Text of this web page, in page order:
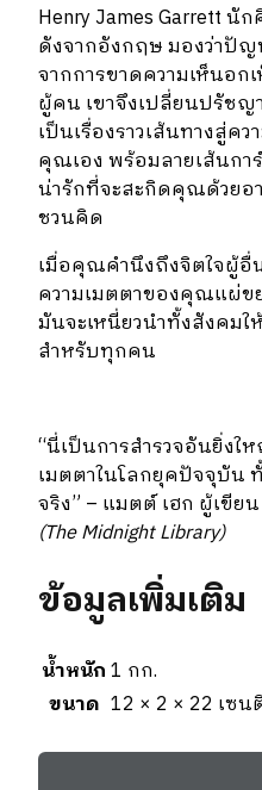
Henry James Garrett
ดังจากอังกฤษ มองว่าปั
จากการขาดความเห็นอก
ผู้คน เขาจึงเปลี่ยนปรัชญ
เป็นเรื่องราวเส้นทางสู่ค
คุณเอง พร้อมลายเส้นก
น่ารักที่จะสะกิดคุณด้วย
ชวนคิด
เมื่อคุณคำนึงถึงจิตใจผู้อื่
ความเมตตาของคุณแผ่ข
มันจะเหนี่ยวนำทั้งสังคม
สำหรับทุกคน
“นี่เป็นการสำรวจอันยิ่งใ
เมตตาในโลกยุคปัจจุบัน
จริง” – แมตต์ เฮก ผู้เขียน
(The Midnight Library)
ข้อมูลเพิ่มเติม
น้ำหนัก1 กก.
ขนาด 12 × 2 × 22 เซน